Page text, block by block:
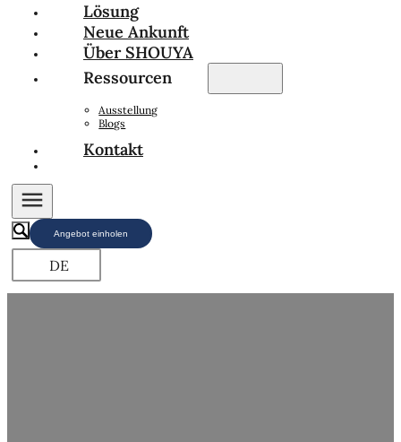
Lösung
Neue Ankunft
Über SHOUYA
Ressourcen
Ausstellung
Blogs
Kontakt
Angebot einholen
DE